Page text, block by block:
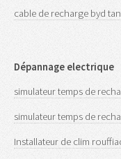
cable de recharge byd
Dépannage electrique
simulateur temps de
simulateur temps de
Installateur de clim